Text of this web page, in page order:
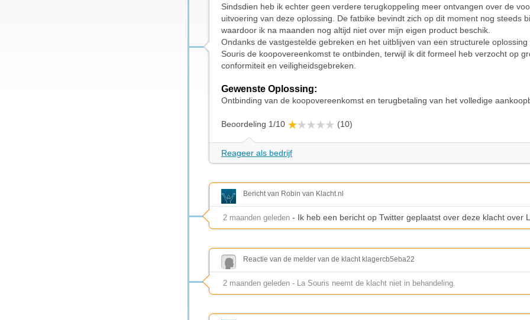
Sindsdien heb ik echter geen verdere terugkoppeling meer ontvangen over de
uitvoering van deze oplossing. De fatbike bevindt zich op dit moment nog steeds
waardoor ik na maanden nog altijd niet over mijn eigen product beschik.
Ondanks de vastgestelde gebreken en het uitblijven van een structurele oplossing
Souris de koopovereenkomst te ontbinden, terwijl ik dit formeel heb verzocht op
conformiteit en veiligheidsgebreken.
Gewenste Oplossing:
Ontbinding van de koopovereenkomst en terugbetaling van het volledige
Beoordeling 1/10 (10)
Reageer als bedrijf
Bericht van Robin van Klacht.nl
2 maanden geleden - Ik heb een bericht op Twitter geplaatst over deze klacht over
Reactie van de melder van de klacht klagercb5eba22
2 maanden geleden - La Souris neemt de klacht niet in behandeling.